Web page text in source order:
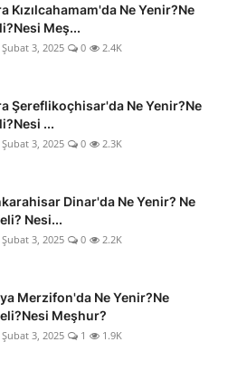
Kızılcahamam'da Ne Yenir?Ne
Meş...
Şubat 3, 2025 0 2.4K
Şereflikoçhisar'da Ne Yenir?Ne
...
Şubat 3, 2025 0 2.3K
Dinar'da Ne Yenir? Ne
Nesi...
Şubat 3, 2025 0 2.2K
Merzifon'da Ne Yenir?Ne
Meşhur?
Şubat 3, 2025 1 1.9K